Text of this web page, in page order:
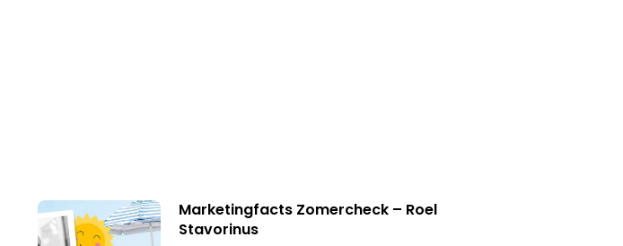
Marketingfacts Zomercheck – Roel
Stavorinus